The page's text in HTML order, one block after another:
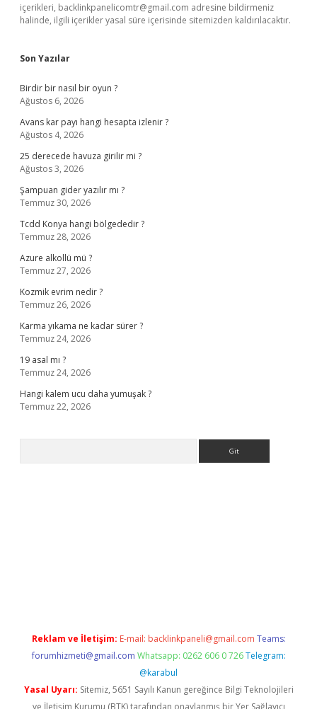
içerikleri, backlinkpanelicomtr@gmail.com adresine bildirmeniz
halinde, ilgili içerikler yasal süre içerisinde sitemizden kaldırılacaktır.
Son Yazılar
Birdir bir nasıl bir oyun ?
Ağustos 6, 2026
Avans kar payı hangi hesapta izlenir ?
Ağustos 4, 2026
25 derecede havuza girilir mi ?
Ağustos 3, 2026
Şampuan gider yazılır mı ?
Temmuz 30, 2026
Tcdd Konya hangi bölgededir ?
Temmuz 28, 2026
Azure alkollü mü ?
Temmuz 27, 2026
Kozmik evrim nedir ?
Temmuz 26, 2026
Karma yıkama ne kadar sürer ?
Temmuz 24, 2026
19 asal mı ?
Temmuz 24, 2026
Hangi kalem ucu daha yumuşak ?
Temmuz 22, 2026
Reklam ve İletişim: E-mail: backlinkpaneli@gmail.com Teams:
forumhizmeti@gmail.com Whatsapp: 0262 606 0 726 Telegram:
@karabul
Yasal Uyarı: Sitemiz, 5651 Sayılı Kanun gereğince Bilgi Teknolojileri
ve İletişim Kurumu (BTK) tarafından onaylanmış bir Yer Sağlayıcı